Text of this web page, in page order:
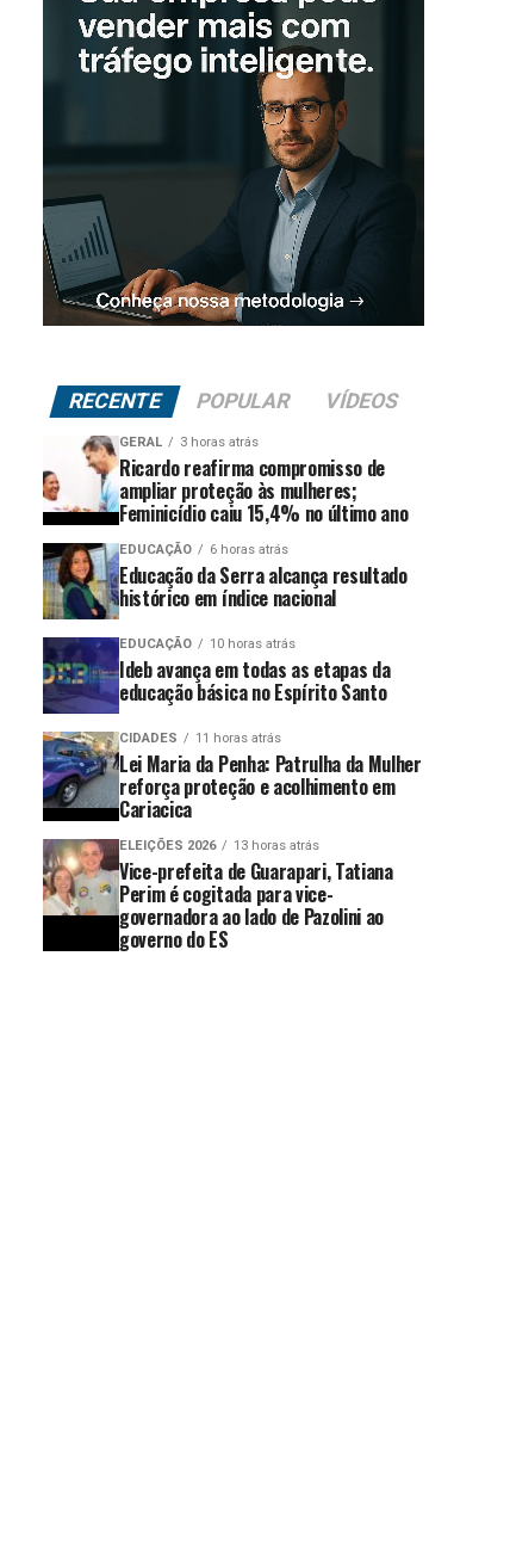
RECENTE POPULAR VÍDEOS
GERAL 3 horas atrás
Ricardo reafirma compromisso de
ampliar proteção às mulheres;
Feminicídio caiu 15,4% no último ano
EDUCAÇÃO 6 horas atrás
Educação da Serra alcança resultado
histórico em índice nacional
EDUCAÇÃO 10 horas atrás
Ideb avança em todas as etapas da
educação básica no Espírito Santo
CIDADES 11 horas atrás
Lei Maria da Penha: Patrulha da Mulher
reforça proteção e acolhimento em
Cariacica
ELEIÇÕES 2026 13 horas atrás
Vice-prefeita de Guarapari, Tatiana
Perim é cogitada para vice-
governadora ao lado de Pazolini ao
governo do ES